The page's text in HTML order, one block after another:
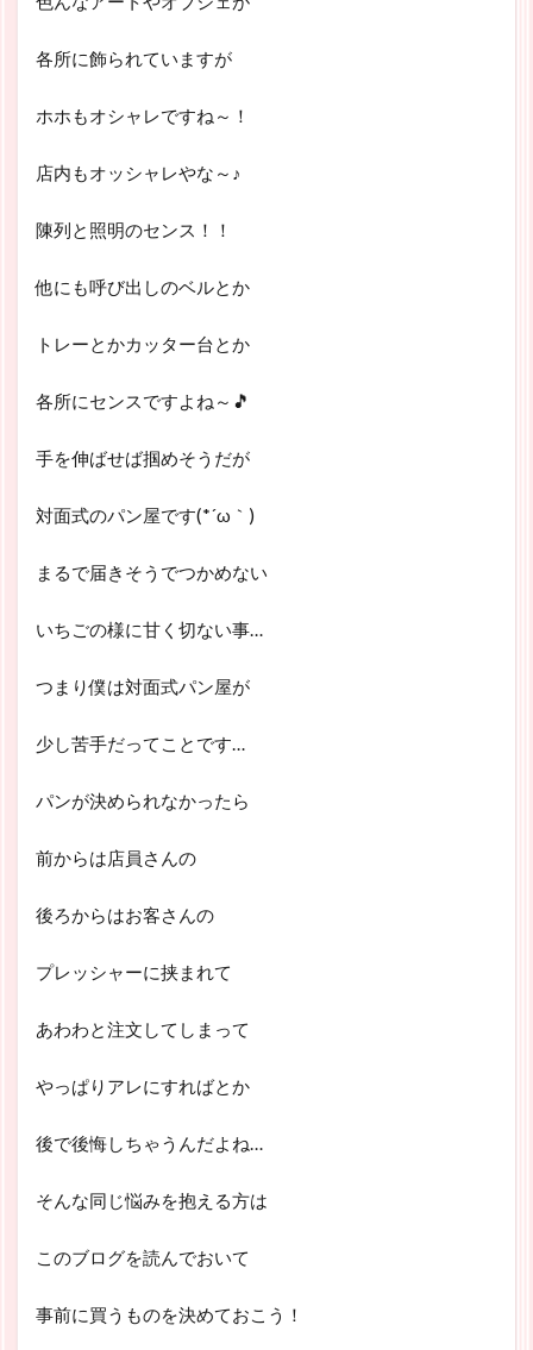
各所に飾られていますが
ホホもオシャレですね～！
店内もオッシャレやな～♪
陳列と照明のセンス！！
他にも呼び出しのベルとか
トレーとかカッター台とか
各所にセンスですよね～🎵
手を伸ばせば掴めそうだが
対面式のパン屋です(*´ω｀)
まるで届きそうでつかめない
いちごの様に甘く切ない事…
つまり僕は対面式パン屋が
少し苦手だってことです…
パンが決められなかったら
前からは店員さんの
後ろからはお客さんの
プレッシャーに挟まれて
あわわと注文してしまって
やっぱりアレにすればとか
後で後悔しちゃうんだよね…
そんな同じ悩みを抱える方は
このブログを読んでおいて
事前に買うものを決めておこう！